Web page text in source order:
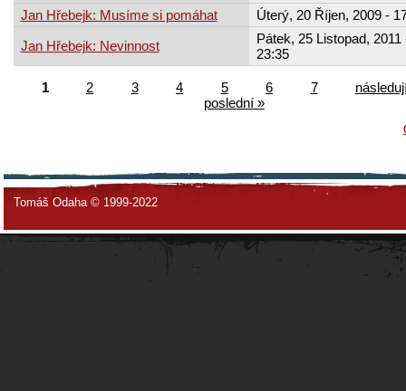
Jan Hřebejk: Musíme si pomáhat
Úterý, 20 Říjen, 2009 -
Jan Hřebejk: Nevinnost
Pátek, 25 Listopad, 2011
23:35
1 2 3 4 5 6 7
poslední »
Tomáš Odaha © 1999-2022